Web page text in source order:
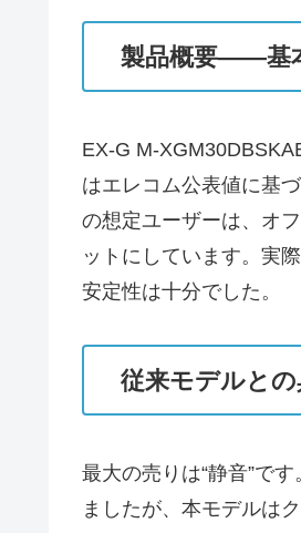
製品概要——基
EX-G M-
はエレコム公表値に基
の想定ユーザーは、オ
ットにしています。実
安定性は十分でした。
従来モデルとの
最大の売りは“静音”で
ましたが、本モデルは